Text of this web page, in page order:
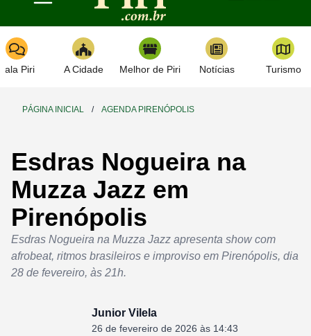
Toggle navigation
Piri A Cidade Melhor de Piri Notícias Turismo
PÁGINA INICIAL / AGENDA PIRENÓPOLIS
Esdras Nogueira na
Muzza Jazz em
Pirenópolis
Esdras Nogueira na Muzza Jazz apresenta show com
afrobeat, ritmos brasileiros e improviso em Pirenópolis, dia
28 de fevereiro, às 21h.
Junior Vilela
26 de fevereiro de 2026 às 14:43